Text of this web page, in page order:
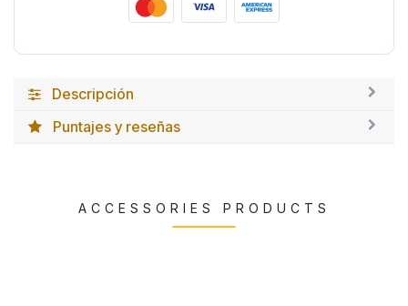
Descripción
Puntajes y reseñas
ACCESSORIES PRODUCTS